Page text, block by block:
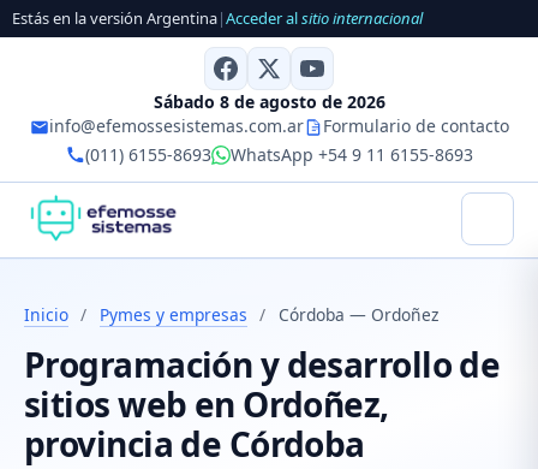
Estás en la versión Argentina|Acceder alsitio internacional
Sábado 8 de agosto de 2026
info@efemossesistemas.com.ar
Formulario de contacto
(011) 6155-8693
WhatsApp +54 9 11 6155-8693
Inicio / Pymes y empresas / Córdoba — Ordoñez
Programación y desarrollo de
sitios web en Ordoñez,
provincia de Córdoba